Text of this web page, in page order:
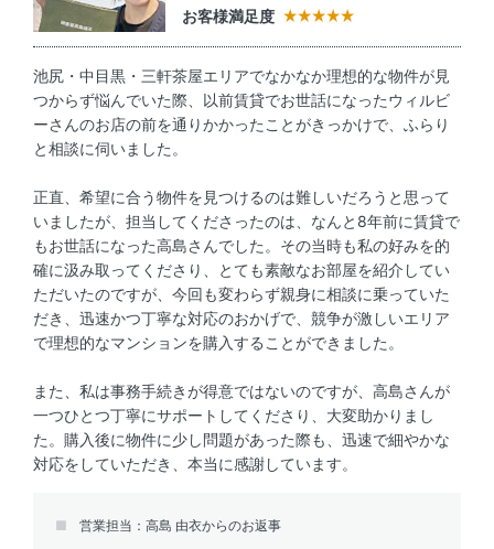
お客様満足度
池尻・中目黒・三軒茶屋エリアでなかなか理想的な物件が見
つからず悩んでいた際、以前賃貸でお世話になったウィルビ
ーさんのお店の前を通りかかったことがきっかけで、ふらり
と相談に伺いました。
正直、希望に合う物件を見つけるのは難しいだろうと思って
いましたが、担当してくださったのは、なんと8年前に賃貸で
もお世話になった高島さんでした。その当時も私の好みを的
確に汲み取ってくださり、とても素敵なお部屋を紹介してい
ただいたのですが、今回も変わらず親身に相談に乗っていた
だき、迅速かつ丁寧な対応のおかげで、競争が激しいエリア
で理想的なマンションを購入することができました。
また、私は事務手続きが得意ではないのですが、高島さんが
一つひとつ丁寧にサポートしてくださり、大変助かりまし
た。購入後に物件に少し問題があった際も、迅速で細やかな
対応をしていただき、本当に感謝しています。
営業担当：高島 由衣からのお返事